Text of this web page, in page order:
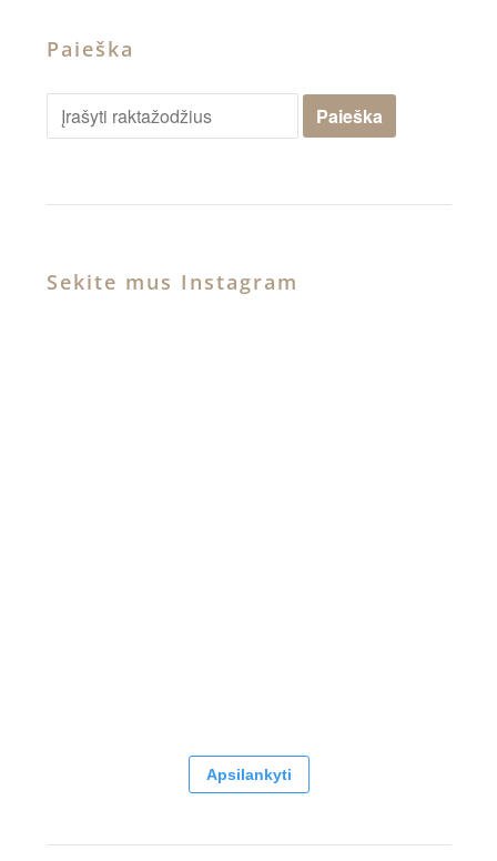
Paieška
Sekite mus Instagram
Apsilankyti